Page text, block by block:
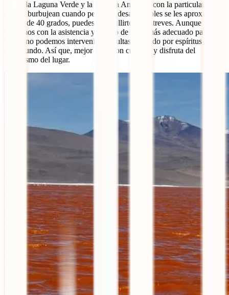
hallan la Laguna Verde y la Laguna Amarilla, con la particularidad
de que burbujean cuando personas desagradables se les aproximan.
A más de 40 grados, puedes zambullirte si te atreves. Aunque
contamos con la asistencia y seguro de viaje más adecuado para
Chile, no podemos intervenir si resultas atrapado por espíritus de
otro mundo. Así que, mejor anda con cuidado y disfruta del
misticismo del lugar.